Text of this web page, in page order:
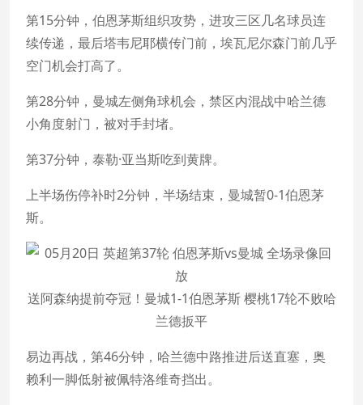
第15分钟，伯恩茅斯组织攻势，进攻三区几名球员连
续传递，最后塔韦尼耶横传门前，埃瓦尼尔森门前几乎
空门机会打高了。
第28分钟，曼城左侧角球机会，禁区内混战中哈兰德
小角度射门，被对手封堵。
第37分钟，泰勒·亚当斯吃到黄牌。
上半场伤停补时2分钟，半场结束，曼城暂0-1伯恩茅
斯。
送阿森纳提前夺冠！曼城1-1伯恩茅斯 樱桃17轮不败哈
兰德扳平
易边再战，第46分钟，哈兰德中路推进后送直塞，奥
赖利一脚低射被佩特洛维奇挡出。